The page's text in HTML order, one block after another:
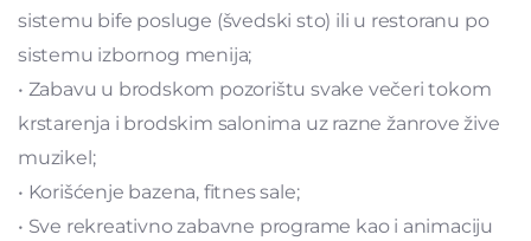
sistemu bife posluge (švedski sto) ili u restoranu po
sistemu izbornog menija;
• Zabavu u brodskom pozorištu svake večeri tokom
krstarenja i brodskim salonima uz razne žanrove žive
muzikel;
• Korišćenje bazena, fitnes sale;
• Sve rekreativno zabavne programe kao i animaciju